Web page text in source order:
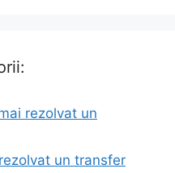
rezolvat un
un transfer